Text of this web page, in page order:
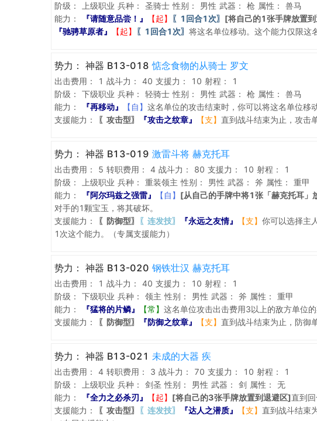
阶级：
上级职业 兵种： 圣骑士 性别： 男性 武器： 枪 属性：
兽马
能力：
『请随意品尝！』 【起】 〖1回合1次〗 [将自己的1张手牌放置
『驰骋草原者』
【起】 〖1回合1次〗 将这名单位移动。这个能力仅限这
势力： 神器 B13-018惦念食物的从骑士 罗文
出击费用： 1 战斗力： 40 支援力： 10 射程：
1
阶级：
下级职业 兵种： 轻骑士 性别： 男性 武器： 枪 属性：
兽马
能力：
『再移动』 【自】 这名单位的攻击结束时，你可以将这名单位移动
支援能力：
〖攻击型〗 『攻击之纹章』 【支】 直到战斗结束为止，攻击
势力： 神器 B13-019 激雷斗将 赫克托耳
出击费用： 5 转职费用： 4 战斗力： 80 支援力： 10 射程：
1
阶级：
上级职业 兵种： 重装领主 性别： 男性 武器： 斧 属性：
重甲
能力：
『阿尔玛兹之强雷』 【自】 [从自己的手牌中将1张「赫克托耳」
对手的1颗宝玉，将其破坏。
支援能力：
〖防御型〗 〖连发技〗 『永远之友情』 【支】 你可以选择主
1次这个能力。（专属支援能力）
势力： 神器 B13-020 钢铁壮汉 赫克托耳
出击费用： 1 战斗力： 40 支援力： 10 射程：
1
阶级：
下级职业 兵种： 领主 性别： 男性 武器： 斧 属性：
重甲
能力：
『猛将的片鳞』 【常】 这名单位攻击出击费用3以上的敌方单位
支援能力：
〖防御型〗 『防御之纹章』 【支】 直到战斗结束为止，防御
势力： 神器 B13-021 未成的大器 疾
出击费用： 4 转职费用： 3 战斗力： 70 支援力： 10 射程：
1
阶级：
上级职业 兵种： 剑圣 性别： 男性 武器： 剑 属性：
无
能力：
『全力之必杀刃』 【起】 [将自己的3张手牌放置到退避区]直到
支援能力：
〖攻击型〗 〖连发技〗 『达人之潜质』 【支】 直到战斗结束